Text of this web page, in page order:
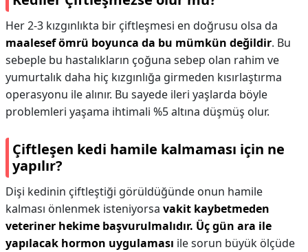
Her 2-3 kızgınlıkta bir çiftleşmesi en doğrusu olsa da
maalesef ömrü boyunca da bu mümkün değildir. Bu
sebeple bu hastalıkların çoğuna sebep olan rahim ve
yumurtalık daha hiç kızgınlığa girmeden kısırlaştırma
operasyonu ile alınır. Bu sayede ileri yaşlarda böyle
problemleri yaşama ihtimali %5 altına düşmüş olur.
Çiftleşen kedi hamile kalmaması için ne
yapılır?
Dişi kedinin çiftleştiği görüldüğünde onun hamile
kalması önlenmek isteniyorsa vakit kaybetmeden
veteriner hekime başvurulmalıdır. Üç gün ara ile
yapılacak hormon uygulaması ile sorun büyük ölçüde